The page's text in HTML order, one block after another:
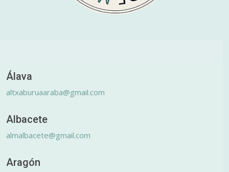
Álava
altxaburuaaraba@gmail.com
Albacete
almalbacete@gmail.com
Aragón